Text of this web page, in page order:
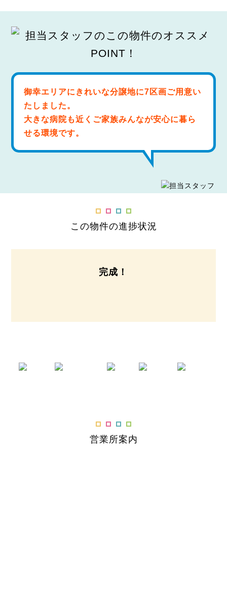
御幸エリアにきれいな分譲地に7区画ご用意い
たしました。
大きな病院も近くご家族みんなが安心に暮ら
せる環境です。
この物件の進捗状況
完成！
営業所案内